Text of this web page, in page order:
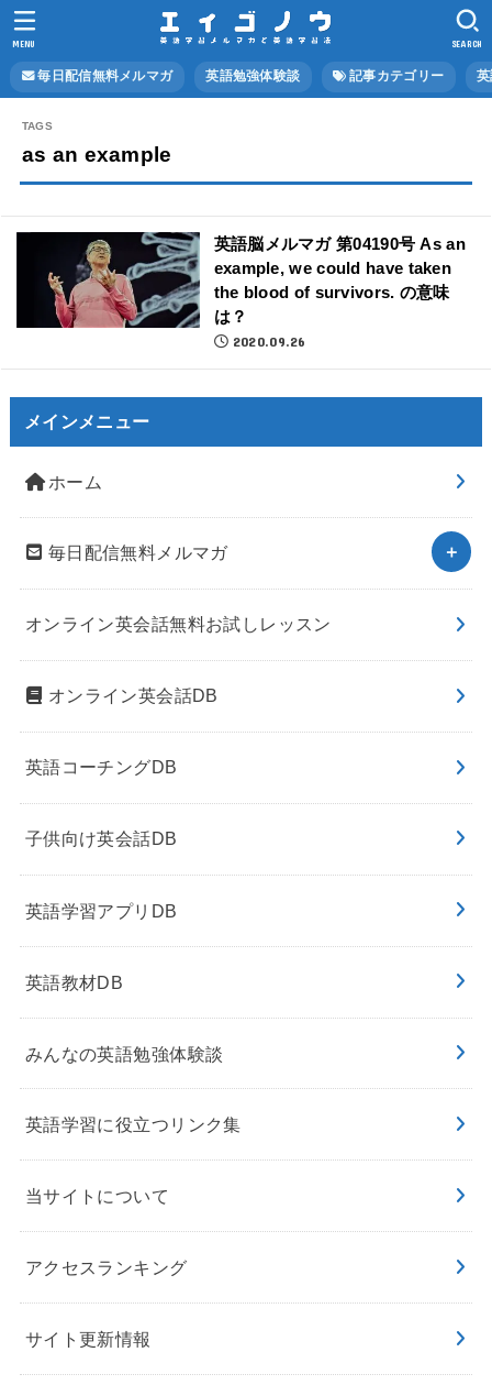
毎日配信無料メルマガ 英語勉強体験談 記事カテゴリー
SEARCH
MENU
as an example
英語脳メルマガ 第04190号 As an
example, we could have taken
the blood of survivors. の意味
は？
2020.09.26
メインメニュー
ホーム
毎日配信無料メルマガ
オンライン英会話無料お試しレッスン
オンライン英会話DB
英語コーチングDB
子供向け英会話DB
英語学習アプリDB
英語教材DB
みんなの英語勉強体験談
英語学習に役立つリンク集
当サイトについて
アクセスランキング
サイト更新情報